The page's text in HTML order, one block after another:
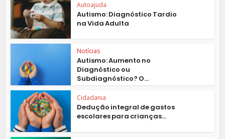
Autoajuda
Autismo: Diagnóstico Tardio
na Vida Adulta
Notícias
Autismo: Aumento no
Diagnóstico ou
Subdiagnóstico? O...
Cidadania
Dedução integral de gastos
escolares para crianças...